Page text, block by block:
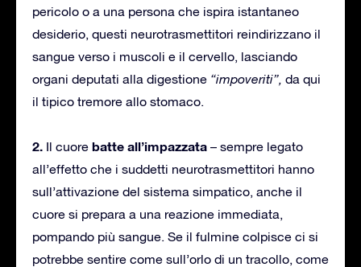
pericolo o a una persona che ispira istantaneo
desiderio, questi neurotrasmettitori reindirizzano il
sangue verso i muscoli e il cervello, lasciando
organi deputati alla digestione “impoveriti”, da qui
il tipico tremore allo stomaco.
2. Il cuore batte all’impazzata – sempre legato
all’effetto che i suddetti neurotrasmettitori hanno
sull’attivazione del sistema simpatico, anche il
cuore si prepara a una reazione immediata,
pompando più sangue. Se il fulmine colpisce ci si
potrebbe sentire come sull’orlo di un tracollo, come